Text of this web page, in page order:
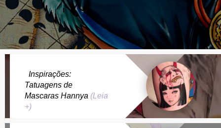
Inspirações:
Tatuagens de
Mascaras Hannya (Leia
+)